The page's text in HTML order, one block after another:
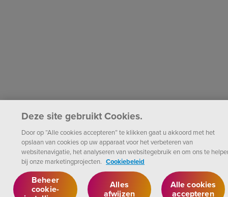
Deze site gebruikt Cookies.
Door op “Alle cookies accepteren” te klikken gaat u akkoord met het
opslaan van cookies op uw apparaat voor het verbeteren van
websitenavigatie, het analyseren van websitegebruik en om ons te
bij onze marketingprojecten. Cookiebeleid
Beheer
cookie- Alles
afwijzen
Alle cookies
accepteren